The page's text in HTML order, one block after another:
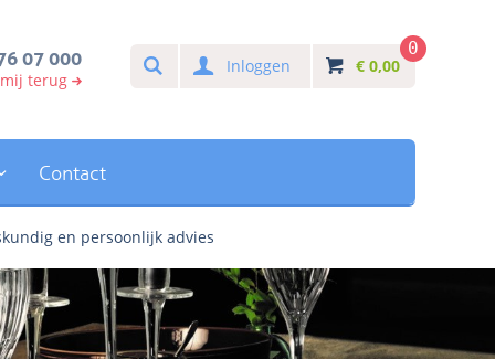
07 000
terug
SearchInloggen € 0,00
0
Contact
en persoonlijk advies